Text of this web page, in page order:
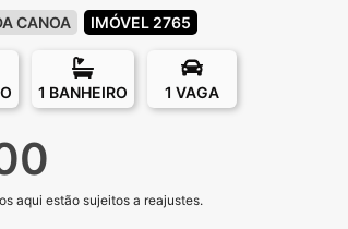
CANOA IMÓVEL 2765
1 BANHEIRO 1 VAGA
aqui estão sujeitos a reajustes.